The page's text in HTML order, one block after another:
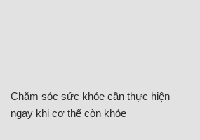
Chăm sóc sức khỏe cần thực hiện
ngay khi cơ thể còn khỏe